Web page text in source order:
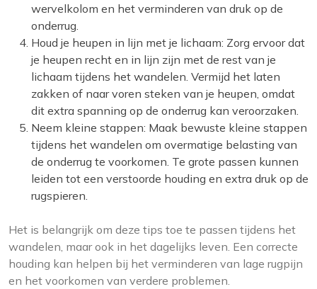
wervelkolom en het verminderen van druk op de
onderrug.
Houd je heupen in lijn met je lichaam: Zorg ervoor dat
je heupen recht en in lijn zijn met de rest van je
lichaam tijdens het wandelen. Vermijd het laten
zakken of naar voren steken van je heupen, omdat
dit extra spanning op de onderrug kan veroorzaken.
Neem kleine stappen: Maak bewuste kleine stappen
tijdens het wandelen om overmatige belasting van
de onderrug te voorkomen. Te grote passen kunnen
leiden tot een verstoorde houding en extra druk op de
rugspieren.
Het is belangrijk om deze tips toe te passen tijdens het
wandelen, maar ook in het dagelijks leven. Een correcte
houding kan helpen bij het verminderen van lage rugpijn
en het voorkomen van verdere problemen.